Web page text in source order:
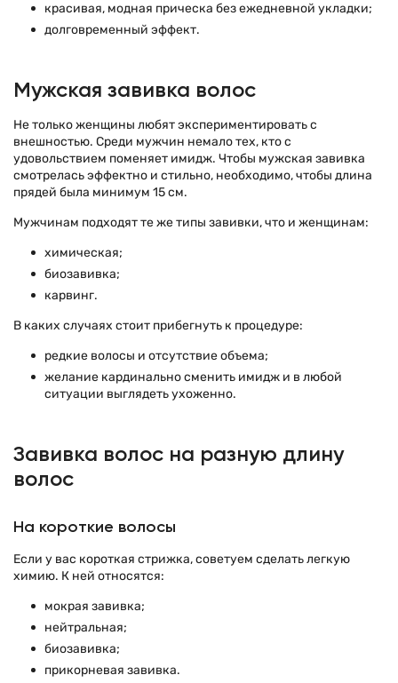
красивая, модная прическа без ежедневной укладки;
долговременный эффект.
Мужская завивка волос
Не только женщины любят экспериментировать с
внешностью. Среди мужчин немало тех, кто с
удовольствием поменяет имидж. Чтобы мужская завивка
смотрелась эффектно и стильно, необходимо, чтобы длина
прядей была минимум 15 см.
Мужчинам подходят те же типы завивки, что и женщинам:
химическая;
биозавивка;
карвинг.
В каких случаях стоит прибегнуть к процедуре:
редкие волосы и отсутствие объема;
желание кардинально сменить имидж и в любой
ситуации выглядеть ухоженно.
Завивка волос на разную длину
волос
На короткие волосы
Если у вас короткая стрижка, советуем сделать легкую
химию. К ней относятся:
мокрая завивка;
нейтральная;
биозавивка;
прикорневая завивка.